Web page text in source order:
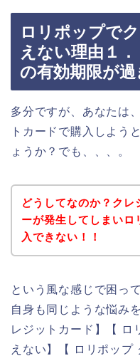
ロリポップで
えない理由１
の有効期限が過
多分ですが、あなたは
トカードで購入しよう
ょうか？でも、、、。
どうしてなのか？クレ
ーが発生してしまいロ
入できない！！
という風な感じで困っ
自身も同じような悩み
レジットカード】【
えない】【 ロリポッ